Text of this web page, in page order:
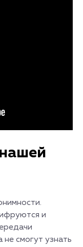
и
смогут узнать